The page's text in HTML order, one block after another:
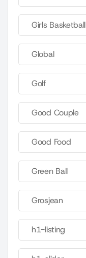
Girls Basketball
Global
Golf
Good Couple
Good Food
Green Ball
Grosjean
h1-listing